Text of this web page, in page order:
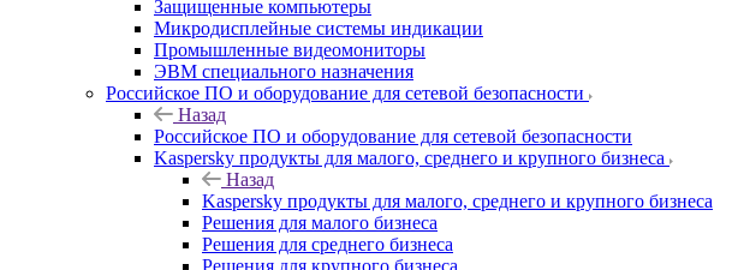
Защищенные компьютеры
Микродисплейные системы индикации
Промышленные видеомониторы
ЭВМ специального назначения
Российское ПО и оборудование для сетевой безопасности
Назад
Российское ПО и оборудование для сетевой безопасности
Kaspersky продукты для малого, среднего и крупного бизнеса
Назад
Kaspersky продукты для малого, среднего и крупного бизнеса
Решения для малого бизнеса
Решения для среднего бизнеса
Решения для крупного бизнеса